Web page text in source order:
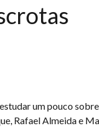
um pouco
Rafael Almeida e